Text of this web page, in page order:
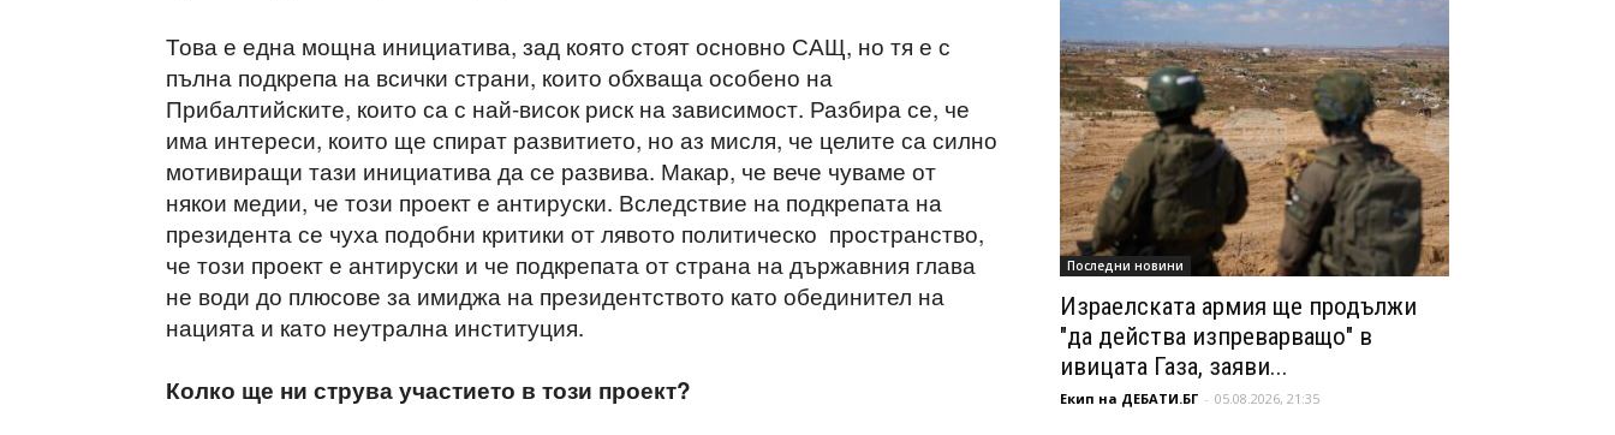
Това е една мощна инициатива, зад която стоят основно САЩ, но тя е с
пълна подкрепа на всички страни, които обхваща особено на
Прибалтийските, които са с най-висок риск на зависимост. Разбира се, че
има интереси, които ще спират развитието, но аз мисля, че целите са силно
мотивиращи тази инициатива да се развива. Макар, че вече чуваме от
някои медии, че този проект е антируски. Вследствие на подкрепата на
президента се чуха подобни критики от лявото политическо пространство,
че този проект е антируски и че подкрепата от страна на държавния глава
не води до плюсове за имиджа на президентството като обединител на
нацията и като неутрална институция.
Колко ще ни струва участието в този проект?
Последни новини
Израелската армия ще продължи
"да действа изпреварващо" в
ивицата Газа, заяви...
Екип на ДЕБАТИ.БГ - 05.08.2026, 21:35